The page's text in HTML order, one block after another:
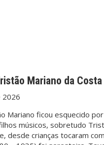
Mariano da Costa
2026
Mariano ficou esquecido
músicos, sobretudo
desde crianças tocaram